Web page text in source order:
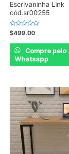
Escrivaninha Link
cód.sr00255
Rated
0
out
$499.00
Compre pelo
Whatsapp